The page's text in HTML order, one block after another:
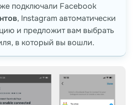
подключали Facebook
, Instagram автоматически
и предложит вам выбрать
в который вы вошли.